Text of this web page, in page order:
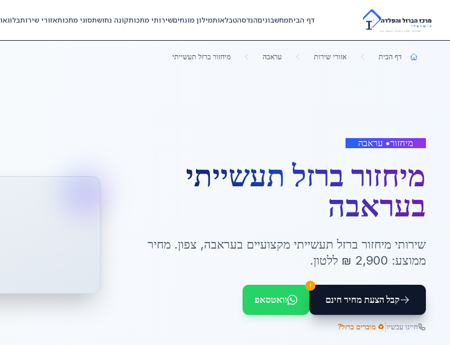
Skip to main content
דף הביתמחשבוניםהנדסהטבלאותמילון מונחיםשירותי מתכותקונה נחושתסוגי מתכותאזורי שירותבלוג
דף הבית אזורי שירות עראבה מיחזור ברזל תעשייתי
מיחזור• עראבה
מיחזור ברזל תעשייתי
בעראבה
שירותי מיחזור ברזל תעשייתי מקצועיים בעראבה, צפון. מחיר
ממוצע: 2,900 ₪ ללטון.
קבל הצעת מחיר חינם
!
וואטסאפ
חייגו עכשיו ♻️ מוכרים ברזל?